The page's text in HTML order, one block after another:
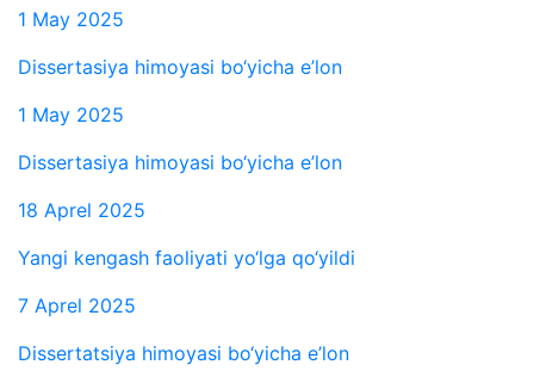
1 May 2025
Dissertasiya himoyasi bo‘yicha e’lon
1 May 2025
Dissertasiya himoyasi bo‘yicha e’lon
18 Aprel 2025
Yangi kengash faoliyati yo‘lga qo‘yildi
7 Aprel 2025
Dissertatsiya himoyasi bo‘yicha e’lon